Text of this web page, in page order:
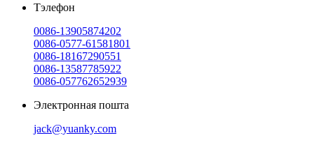
Тэлефон
0086-13905874202
0086-0577-61581801
0086-18167290551
0086-13587785922
0086-057762652939
Электронная пошта
jack@yuanky.com